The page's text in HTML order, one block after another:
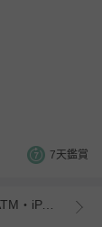
7天鑑賞
信用卡・LINE Pay・街口支付・先享後付・ATM・iPASS MONEY